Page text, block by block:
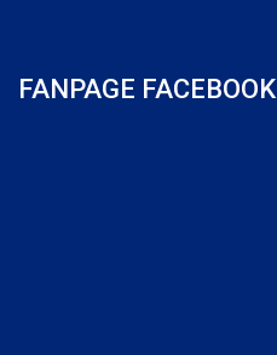
FANPAGE FACEBOOK